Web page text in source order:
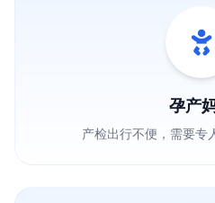
孕产
产检出行不便，需要专